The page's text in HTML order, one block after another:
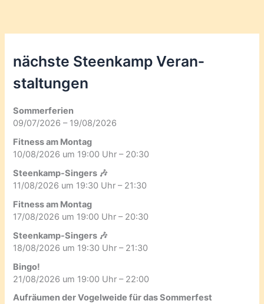
nächste Steenkamp Veran­
staltungen
Sommerferien
09/07/2026 – 19/08/2026
Fitness am Montag
10/08/2026 um 19:00 Uhr – 20:30
Steenkamp-Singers 🎶
11/08/2026 um 19:30 Uhr – 21:30
Fitness am Montag
17/08/2026 um 19:00 Uhr – 20:30
Steenkamp-Singers 🎶
18/08/2026 um 19:30 Uhr – 21:30
Bingo!
21/08/2026 um 19:00 Uhr – 22:00
Aufräumen der Vogelweide für das Sommerfest